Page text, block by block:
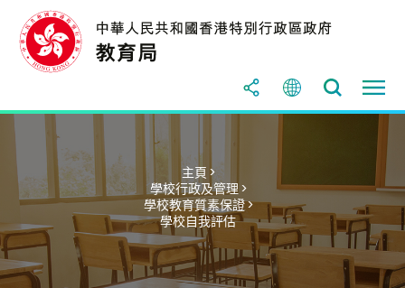
主頁 >
學校行政及管理 >
學校教育質素保證 >
學校自我評估